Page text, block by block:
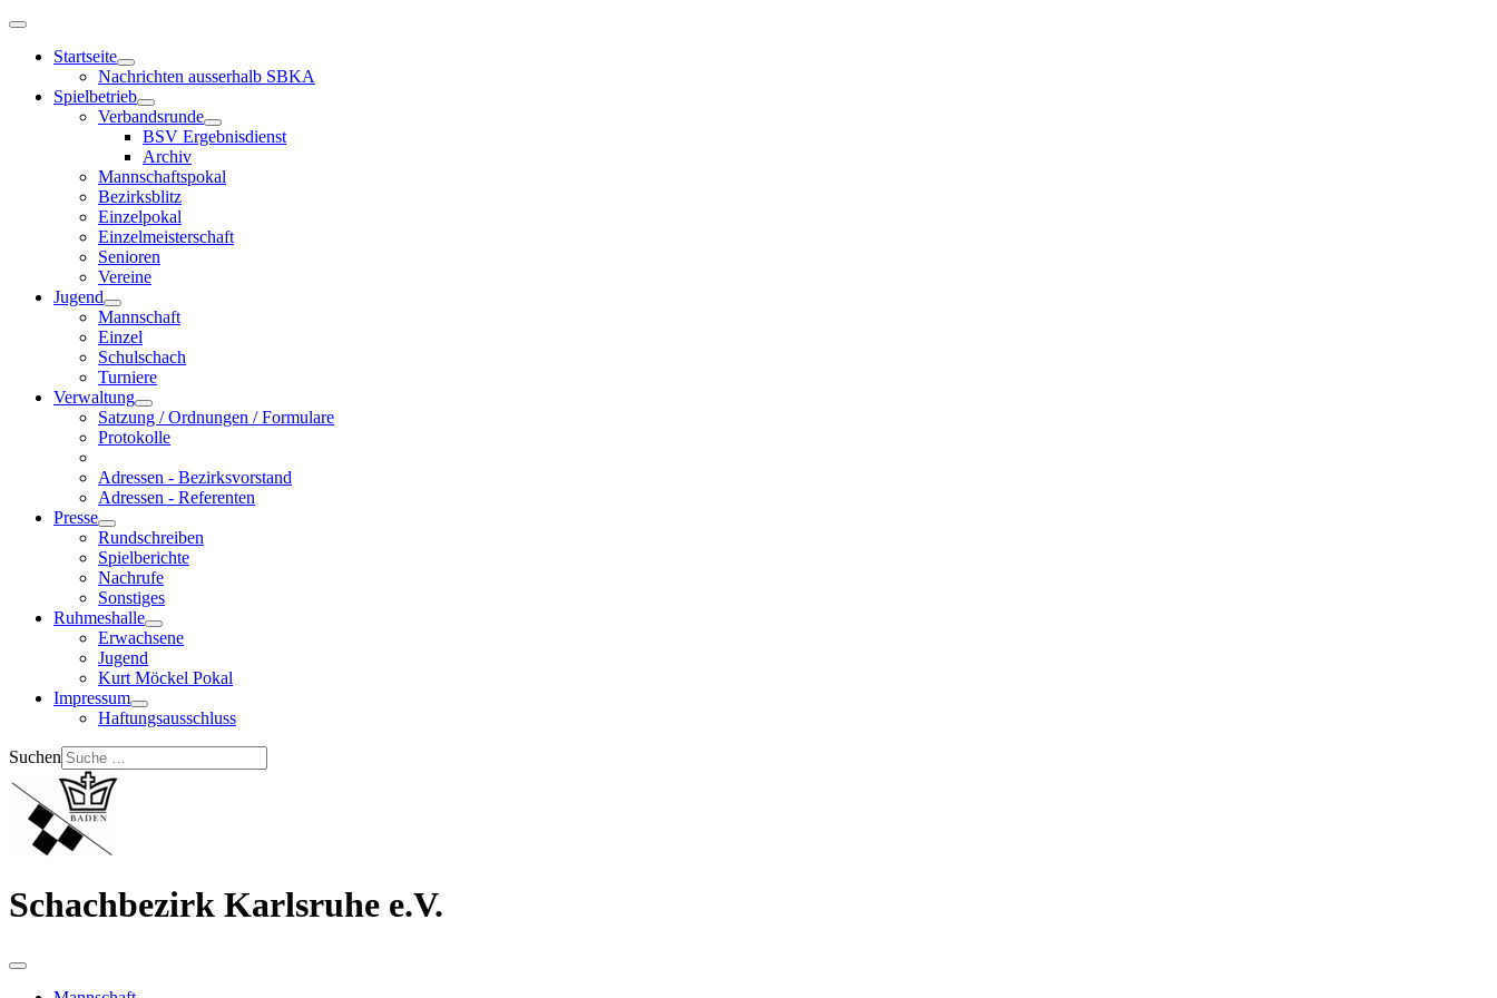
Startseite
Nachrichten ausserhalb SBKA
Spielbetrieb
Verbandsrunde
BSV Ergebnisdienst
Archiv
Mannschaftspokal
Bezirksblitz
Einzelpokal
Einzelmeisterschaft
Senioren
Vereine
Jugend
Mannschaft
Einzel
Schulschach
Turniere
Verwaltung
Satzung / Ordnungen / Formulare
Protokolle
Adressen - Bezirksvorstand
Adressen - Referenten
Presse
Rundschreiben
Spielberichte
Nachrufe
Sonstiges
Ruhmeshalle
Erwachsene
Jugend
Kurt Möckel Pokal
Impressum
Haftungsausschluss
Suchen
Schachbezirk Karlsruhe e.V.